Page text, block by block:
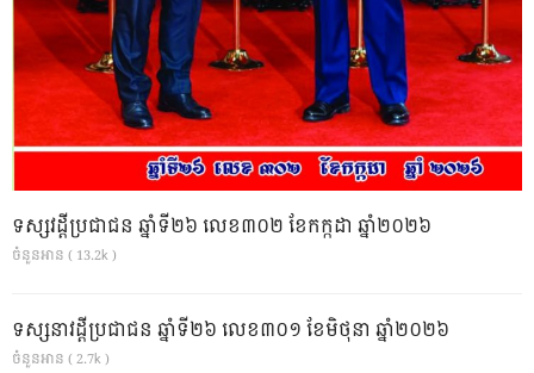
ទស្សវដ្តីប្រជាជន ឆ្នាំទី២៦ លេខ៣០២ ខែកក្កដា ឆ្នាំ២០២៦
ចំនួនអាន ( 13.2k )
ទស្សនាវដ្ដីប្រជាជន ឆ្នាំទី២៦ លេខ៣០១ ខែមិថុនា ឆ្នាំ២០២៦
ចំនួនអាន ( 2.7k )